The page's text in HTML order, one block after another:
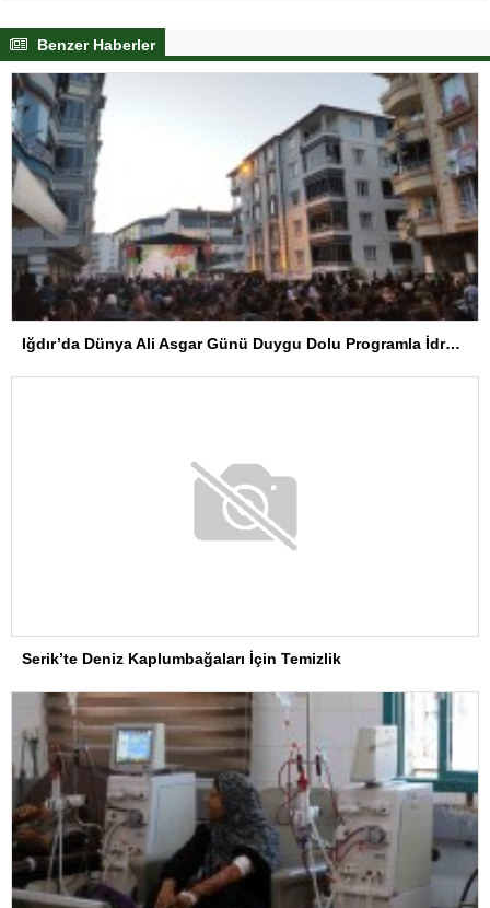
Benzer Haberler
Iğdır’da Dünya Ali Asgar Günü Duygu Dolu Programla İdrak Edildi
Serik’te Deniz Kaplumbağaları İçin Temizlik